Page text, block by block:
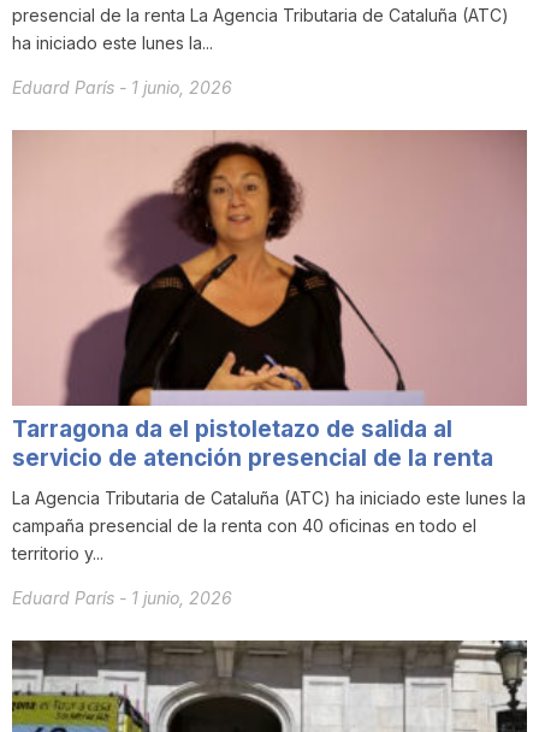
a
a
r
a
presencial de la renta La Agencia Tributaria de Cataluña (ATC)
ha iniciado este lunes la...
Eduard París - 1 junio, 2026
Tarragona da el pistoletazo de salida al
servicio de atención presencial de la renta
La Agencia Tributaria de Cataluña (ATC) ha iniciado este lunes la
campaña presencial de la renta con 40 oficinas en todo el
territorio y...
Eduard París - 1 junio, 2026